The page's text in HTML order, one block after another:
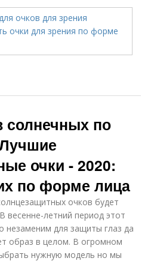
солнечных по
очки - 2020:
по форме лица
очков будет
весенне-летний период этот
незаменим для защиты глаз да
образ в целом. В огромном
нужную модель но мы